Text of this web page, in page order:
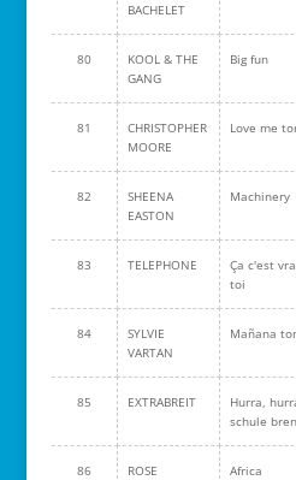
BACHELET
80
KOOL & THE
GANG
Big fun
81
CHRISTOPHER
MOORE
Love me
82
SHEENA
EASTON
Machinery
83 TELEPHONE
Ça c'est
toi
84
SYLVIE
VARTAN
Mañana
85 EXTRABREIT
Hurra,
schule
86 ROSE Africa